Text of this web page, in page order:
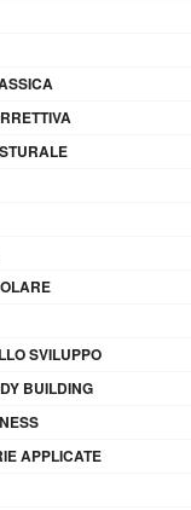
SVILUPPO
BUILDING
APPLICATE